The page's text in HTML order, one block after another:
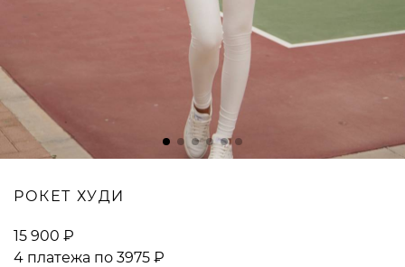
ВОПРОСЫ И ОТВЕТЫ
РОКЕТ ХУДИ
15 900 ₽
4 платежа по 3975 ₽